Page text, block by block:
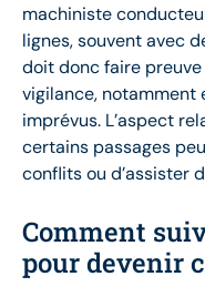
machiniste
lignes, souvent avec
doit donc faire
vigilance, notamment
imprévus. L’aspect
certains passages
conflits ou d’assister
Comment
pour devenir